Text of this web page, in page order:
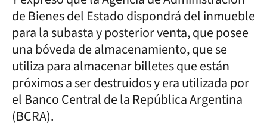
de Bienes del Estado dispondrá del inmueble
para la subasta y posterior venta, que posee
una bóveda de almacenamiento, que se
utiliza para almacenar billetes que están
próximos a ser destruidos y era utilizada por
el Banco Central de la República Argentina
(BCRA).